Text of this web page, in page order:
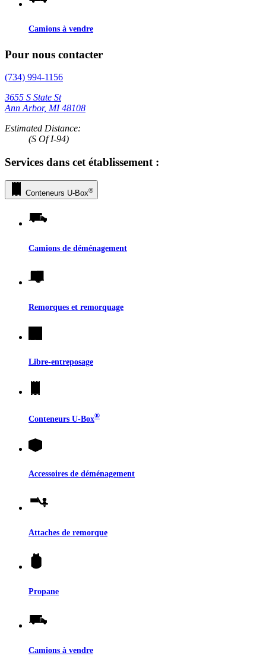
Camions à vendre
Pour nous contacter
(734) 994-1156
3655 S State St
Ann Arbor, MI 48108
Estimated Distance:
(S Of I-94)
Services dans cet établissement :
Conteneurs U-Box®
Camions de déménagement
Remorques et remorquage
Libre-entreposage
Conteneurs U-Box®
Accessoires de déménagement
Attaches de remorque
Propane
Camions à vendre